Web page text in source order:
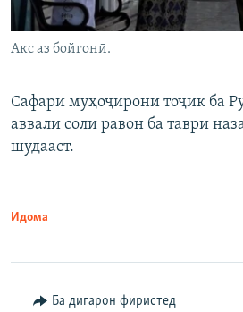
Акс аз бойгонӣ.
Сафари муҳоҷирони тоҷик ба
аввали соли равон ба таври
шудааст.
Идома
Ба дигарон фиристед